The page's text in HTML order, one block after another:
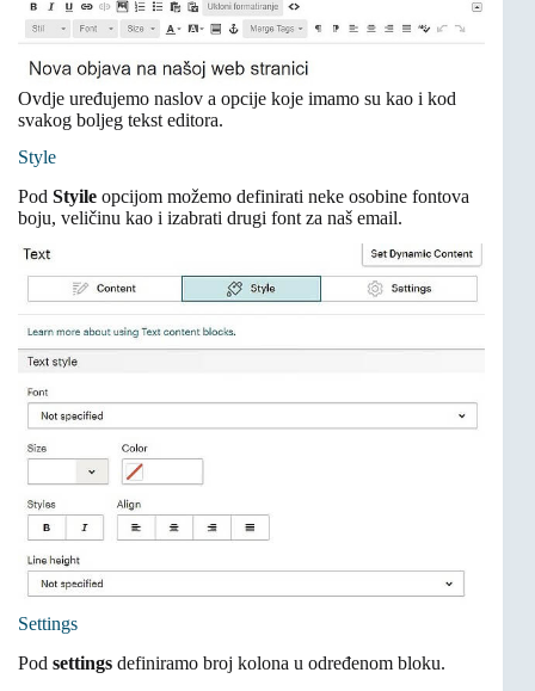
Ovdje uređujemo naslov a opcije koje imamo su kao i kod
svakog boljeg tekst editora.
Style
Pod Styile opcijom možemo definirati neke osobine fontova
boju, veličinu kao i izabrati drugi font za naš email.
Settings
Pod settings definiramo broj kolona u određenom bloku.